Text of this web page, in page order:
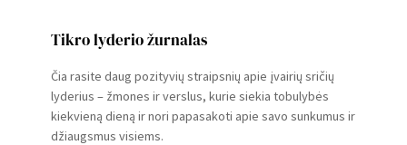
Tikro lyderio žurnalas
Čia rasite daug pozityvių straipsnių apie įvairių sričių
lyderius – žmones ir verslus, kurie siekia tobulybės
kiekvieną dieną ir nori papasakoti apie savo sunkumus ir
džiaugsmus visiems.